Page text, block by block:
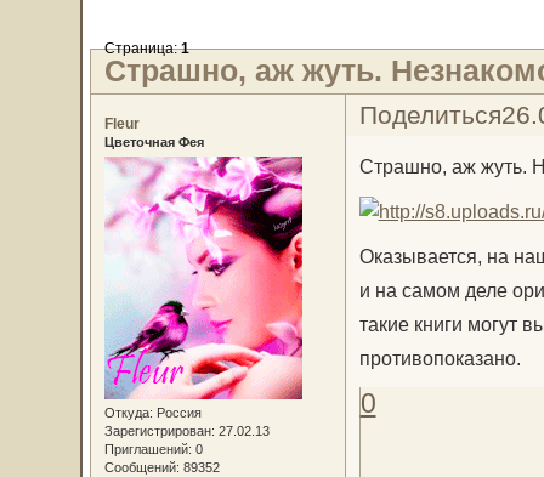
Страшно, аж жуть.
Страница:1
Поделиться
Fleur
Цветочная Фея
Откуда: Россия
Зарегистрирован: 27.02.13
Приглашений: 0
Сообщений: 89352
Страшно, аж жуть.
Оказывается, на
и на самом деле
такие книги могут
противопоказано.
0